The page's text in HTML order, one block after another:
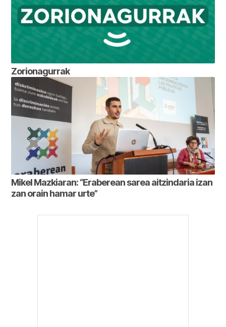
Zorionagurrak
Mikel Mazkiaran: “Eraberean sarea aitzindaria izan
zan orain hamar urte”